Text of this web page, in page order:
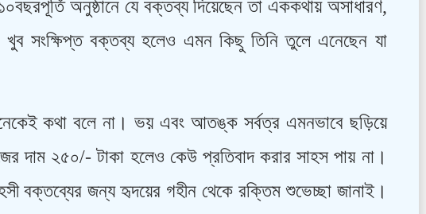
অনুষ্ঠানে যে বক্তব্য দিয়েছেন তা এককথায় অসাধারণ,
খুব সংক্ষিপ্ত বক্তব্য হলেও এমন কিছু তিনি তুলে এনেছেন যা
কথা বলে না। ভয় এবং আতঙ্ক সর্বত্র এমনভাবে ছড়িয়ে
দাম ২৫০/- টাকা হলেও কেউ প্রতিবাদ করার সাহস পায় না।
বক্তব্যের জন্য হৃদয়ের গহীন থেকে রক্তিম শুভেচ্ছা জানাই।